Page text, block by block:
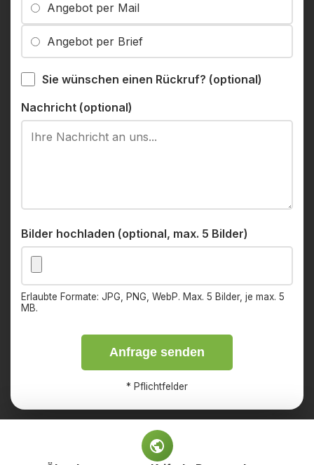
Angebot per Mail
Angebot per Brief
Sie wünschen einen Rückruf? (optional)
Nachricht (optional)
Bilder hochladen (optional, max. 5 Bilder)
Erlaubte Formate: JPG, PNG, WebP. Max. 5 Bilder, je max. 5
MB.
Anfrage senden
* Pflichtfelder